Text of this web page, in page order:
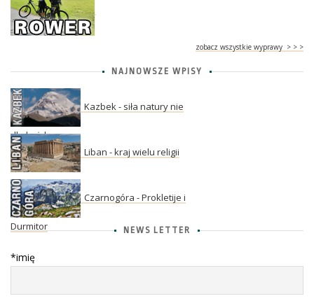
zobacz wszystkie wyprawy > > >
NAJNOWSZE WPISY
Kazbek - siła natury nie
dla każdego
Liban - kraj wielu religii
Czarnogóra - Prokletije i
Durmitor NEWS LETTER
*imię